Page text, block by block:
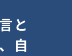
と
自